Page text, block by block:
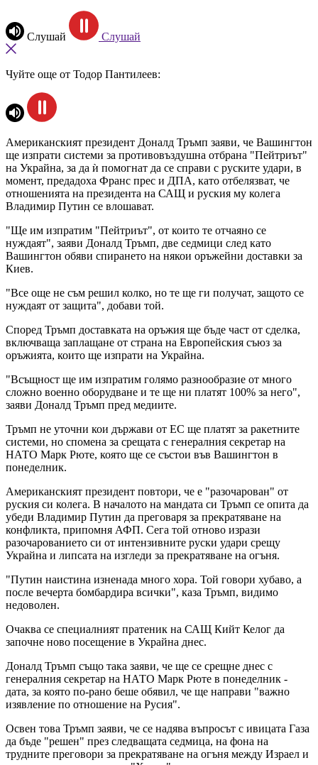
Слушай Слушай
Чуйте още от Тодор Пантилеев:
Американският президент Доналд Тръмп заяви, че Вашингтон
ще изпрати системи за противовъздушна отбрана "Пейтриът"
на Украйна, за да ѝ помогнат да се справи с руските удари, в
момент, предадоха Франс прес и ДПА, като отбелязват, че
отношенията на президента на САЩ и руския му колега
Владимир Путин се влошават.
"Ще им изпратим "Пейтриът", от които те отчаяно се
нуждаят", заяви Доналд Тръмп, две седмици след като
Вашингтон обяви спирането на някои оръжейни доставки за
Киев.
"Все още не съм решил колко, но те ще ги получат, защото се
нуждаят от защита", добави той.
Според Тръмп доставката на оръжия ще бъде част от сделка,
включваща заплащане от страна на Европейския съюз за
оръжията, които ще изпрати на Украйна.
"Всъщност ще им изпратим голямо разнообразие от много
сложно военно оборудване и те ще ни платят 100% за него",
заяви Доналд Тръмп пред медиите.
Тръмп не уточни кои държави от ЕС ще платят за ракетните
системи, но спомена за срещата с генералния секретар на
НАТО Марк Рюте, която ще се състои във Вашингтон в
понеделник.
Американският президент повтори, че е "разочарован" от
руския си колега. В началото на мандата си Тръмп се опита да
убеди Владимир Путин да преговаря за прекратяване на
конфликта, припомня АФП. Сега той отново изрази
разочарованието си от интензивните руски удари срещу
Украйна и липсата на изгледи за прекратяване на огъня.
"Путин наистина изненада много хора. Той говори хубаво, а
после вечерта бомбардира всички", каза Тръмп, видимо
недоволен.
Очаква се специалният пратеник на САЩ Кийт Келог да
започне ново посещение в Украйна днес.
Доналд Тръмп също така заяви, че ще се срещне днес с
генералния секретар на НАТО Марк Рюте в понеделник -
дата, за която по-рано беше обявил, че ще направи "важно
изявление по отношение на Русия".
Освен това Тръмп заяви, че се надява въпросът с ивицата Газа
да бъде "решен" през следващата седмица, на фона на
трудните преговори за прекратяване на огъня между Израел и